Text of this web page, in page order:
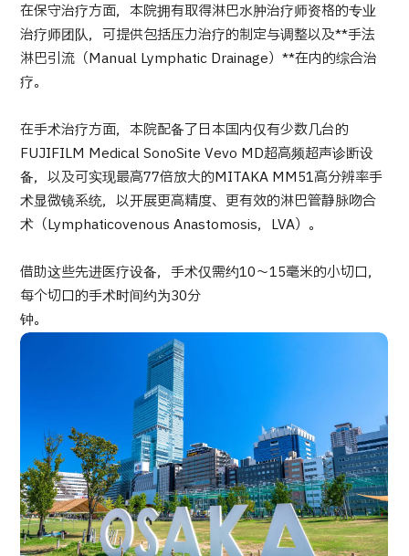
医疗项目检索
按部位・疾病搜索
按检查・术式・
治疗方法搜索
搜索美容医疗
内容精选
新闻
面向医疗机构
运营公司
个人信息保护政策
JTB治理
日语 英语 汉语 越南语
在保守治疗方面，本院拥有取得淋巴水肿治疗师资格的专业
治疗师团队，可提供包括压力治疗的制定与调整以及**手法
淋巴引流（Manual Lymphatic Drainage）**在内的综合治
疗。
在手术治疗方面，本院配备了日本国内仅有少数几台的
FUJIFILM Medical SonoSite Vevo MD超高频超声诊断设
备，以及可实现最高77倍放大的MITAKA MM51高分辨率手
术显微镜系统，以开展更高精度、更有效的淋巴管静脉吻合
术（Lymphaticovenous Anastomosis，LVA）。
借助这些先进医疗设备，手术仅需约10～15毫米的小切口，
每个切口的手术时间约为30分
钟